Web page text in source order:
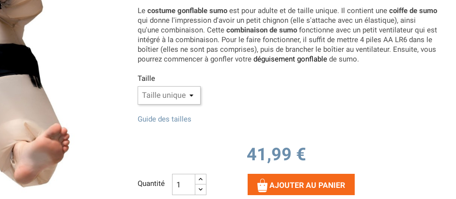
Le costume gonflable sumo est pour adulte et de taille unique. Il contient une coiffe de sumo
qui donne l'impression d'avoir un petit chignon (elle s'attache avec un élastique), ainsi
qu'une combinaison. Cette combinaison de sumo fonctionne avec un petit ventilateur qui est
intégré à la combinaison. Pour le faire fonctionner, il suffit de mettre 4 piles AA LR6 dans le
boîtier (elles ne sont pas comprises), puis de brancher le boîtier au ventilateur. Ensuite, vous
pourrez commencer à gonfler votre déguisement gonflable de sumo.
Taille
Guide des tailles
41,99 €
Quantité AJOUTER AU PANIER